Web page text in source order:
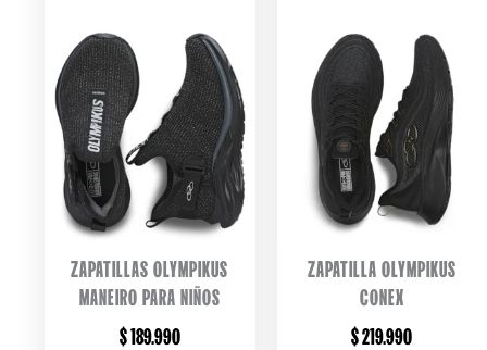
ZAPATILLAS OLYMPIKUS
MANEIRO PARA NIÑOS
$189.990
ZAPATILLA OLYMPIKUS
CONEX
$219.990